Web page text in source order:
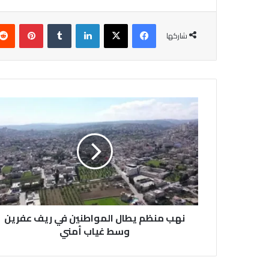
شاركها
فيسبوك‫X لينكدإن
نهب
منظم
يطال
المواطنين
في
ريف
عفرين
وسط
غياب
أمنينهب منظم يطال المواطنين في ريف عفرين
وسط غياب أمني